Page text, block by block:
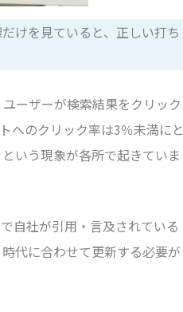
けを見ていると、正しい打ち
ーザーが検索結果をクリック
へのクリック率は3％未満にと
いう現象が各所で起きていま
自社が引用・言及されている
代に合わせて更新する必要が